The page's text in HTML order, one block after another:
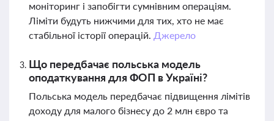
моніторинг і запобігти сумнівним операціям.
Ліміти будуть нижчими для тих, хто не має
стабільної історії операцій. Джерело
Що передбачає польська модель
оподаткування для ФОП в Україні?
Польська модель передбачає підвищення лімітів
доходу для малого бізнесу до 2 млн євро та